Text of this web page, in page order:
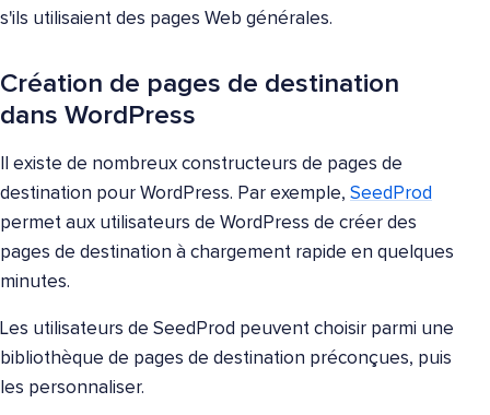
s'ils utilisaient des pages Web générales.
Création de pages de destination
dans WordPress
Il existe de nombreux constructeurs de pages de
destination pour WordPress. Par exemple, SeedProd
permet aux utilisateurs de WordPress de créer des
pages de destination à chargement rapide en quelques
minutes.
Les utilisateurs de SeedProd peuvent choisir parmi une
bibliothèque de pages de destination préconçues, puis
les personnaliser.